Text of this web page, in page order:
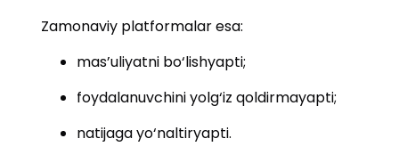
Zamonaviy platformalar esa:
mas’uliyatni bo‘lishyapti;
foydalanuvchini yolg‘iz qoldirmayapti;
natijaga yo‘naltiryapti.